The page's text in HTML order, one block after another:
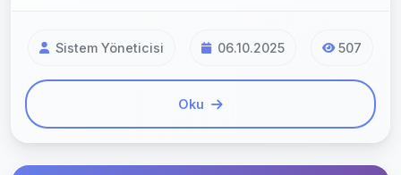
Sistem Yöneticisi 06.10.2025 507
Oku